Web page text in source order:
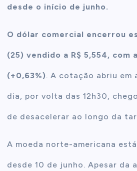
desde o início de junho.
O dólar comercial encerrou
(25) vendido a R$ 5,554, com
(+0,63%). A cotação abriu em
dia, por volta das 12h30,
de desacelerar ao longo da
A moeda norte-americana
desde 10 de junho. Apesar da